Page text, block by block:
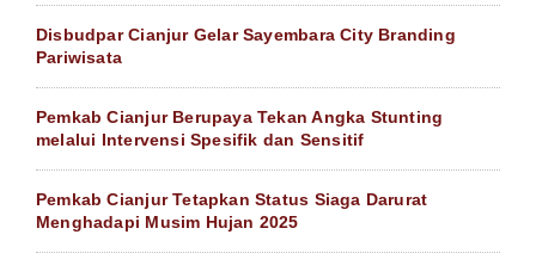
Disbudpar Cianjur Gelar Sayembara City Branding
Pariwisata
Pemkab Cianjur Berupaya Tekan Angka Stunting
melalui Intervensi Spesifik dan Sensitif
Pemkab Cianjur Tetapkan Status Siaga Darurat
Menghadapi Musim Hujan 2025